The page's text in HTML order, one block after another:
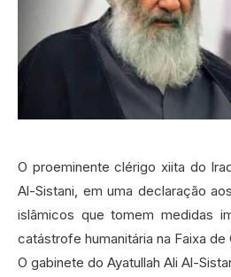
O proeminente clérigo xiita do
Al-Sistani, em uma declaração
islâmicos que tomem medidas
catástrofe humanitária na Faixa de
O gabinete do Ayatullah Ali Al-